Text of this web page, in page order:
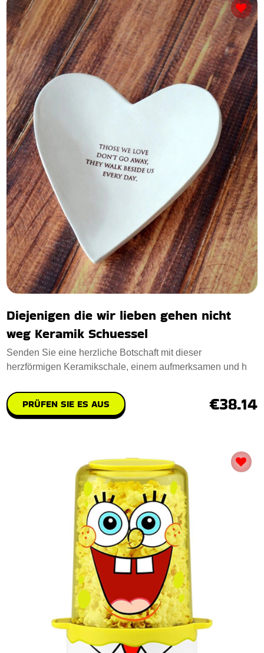
Diejenigen die wir lieben gehen nicht
weg Keramik Schuessel
Senden Sie eine herzliche Botschaft mit dieser
herzförmigen Keramikschale, einem aufmerksamen und h
PRÜFEN SIE ES AUS €38.14